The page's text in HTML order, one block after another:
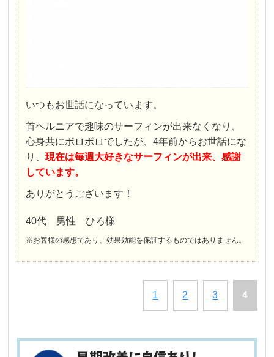
いつもお世話になっています。
首ヘルニアで趣味のサーフィンが出来なくなり、
心身共にボロボロでしたが、4年前からお世話にな
り、現在は毎週大好きなサーフィンが出来、感謝
しています。
ありがとうございます！
40代 男性 ひろ様
※お客様の感想であり、効果効能を保証するものではありません。
1 2 3 4